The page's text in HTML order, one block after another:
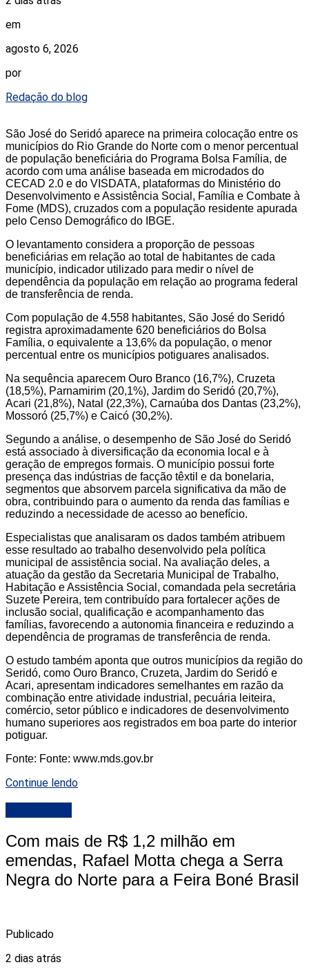
em
agosto 6, 2026
por
Redação do blog
São José do Seridó aparece na primeira colocação entre os
municípios do Rio Grande do Norte com o menor percentual
de população beneficiária do Programa Bolsa Família, de
acordo com uma análise baseada em microdados do
CECAD 2.0 e do VISDATA, plataformas do Ministério do
Desenvolvimento e Assistência Social, Família e Combate à
Fome (MDS), cruzados com a população residente apurada
pelo Censo Demográfico do IBGE.
O levantamento considera a proporção de pessoas
beneficiárias em relação ao total de habitantes de cada
município, indicador utilizado para medir o nível de
dependência da população em relação ao programa federal
de transferência de renda.
Com população de 4.558 habitantes, São José do Seridó
registra aproximadamente 620 beneficiários do Bolsa
Família, o equivalente a 13,6% da população, o menor
percentual entre os municípios potiguares analisados.
Na sequência aparecem Ouro Branco (16,7%), Cruzeta
(18,5%), Parnamirim (20,1%), Jardim do Seridó (20,7%),
Acari (21,8%), Natal (22,3%), Carnaúba dos Dantas (23,2%),
Mossoró (25,7%) e Caicó (30,2%).
Segundo a análise, o desempenho de São José do Seridó
está associado à diversificação da economia local e à
geração de empregos formais. O município possui forte
presença das indústrias de facção têxtil e da bonelaria,
segmentos que absorvem parcela significativa da mão de
obra, contribuindo para o aumento da renda das famílias e
reduzindo a necessidade de acesso ao benefício.
Especialistas que analisaram os dados também atribuem
esse resultado ao trabalho desenvolvido pela política
municipal de assistência social. Na avaliação deles, a
atuação da gestão da Secretaria Municipal de Trabalho,
Habitação e Assistência Social, comandada pela secretária
Suzete Pereira, tem contribuído para fortalecer ações de
inclusão social, qualificação e acompanhamento das
famílias, favorecendo a autonomia financeira e reduzindo a
dependência de programas de transferência de renda.
O estudo também aponta que outros municípios da região do
Seridó, como Ouro Branco, Cruzeta, Jardim do Seridó e
Acari, apresentam indicadores semelhantes em razão da
combinação entre atividade industrial, pecuária leiteira,
comércio, setor público e indicadores de desenvolvimento
humano superiores aos registrados em boa parte do interior
potiguar.
Fonte: Fonte: www.mds.gov.br
Continue lendo
Com mais de R$ 1,2 milhão em
emendas, Rafael Motta chega a Serra
Negra do Norte para a Feira Boné Brasil
Publicado
2 dias atrás